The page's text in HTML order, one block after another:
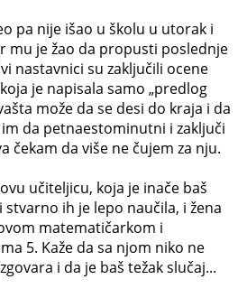
pa nije išao u školu u utorak i
mu je žao da propusti poslednje
nastavnici su zaključili ocene
je napisala samo „predlog
može da se desi do kraja i da
da petnaestominutni i zaključi
čekam da više ne čujem za nju.
učiteljicu, koja je inače baš
ih je lepo naučila, i žena
matematičarkom i
5. Kaže da sa njom niko ne
i da je baš težak slučaj...